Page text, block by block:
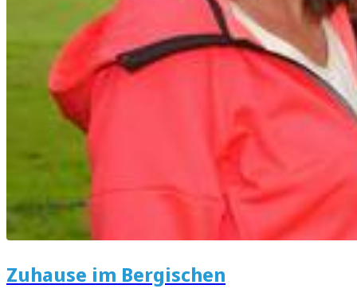
Zuhause im Bergischen